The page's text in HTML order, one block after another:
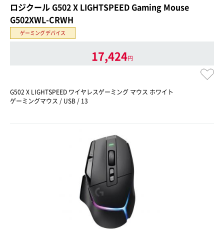
ロジクール G502 X LIGHTSPEED Gaming Mouse
G502XWL-CRWH
ゲーミングデバイス
17,424円
G502 X LIGHTSPEED ワイヤレスゲーミング マウス ホワイト
ゲーミングマウス / USB / 13